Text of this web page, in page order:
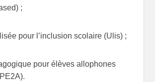
;
pour l’inclusion scolaire (Ulis) ;
pour élèves allophones